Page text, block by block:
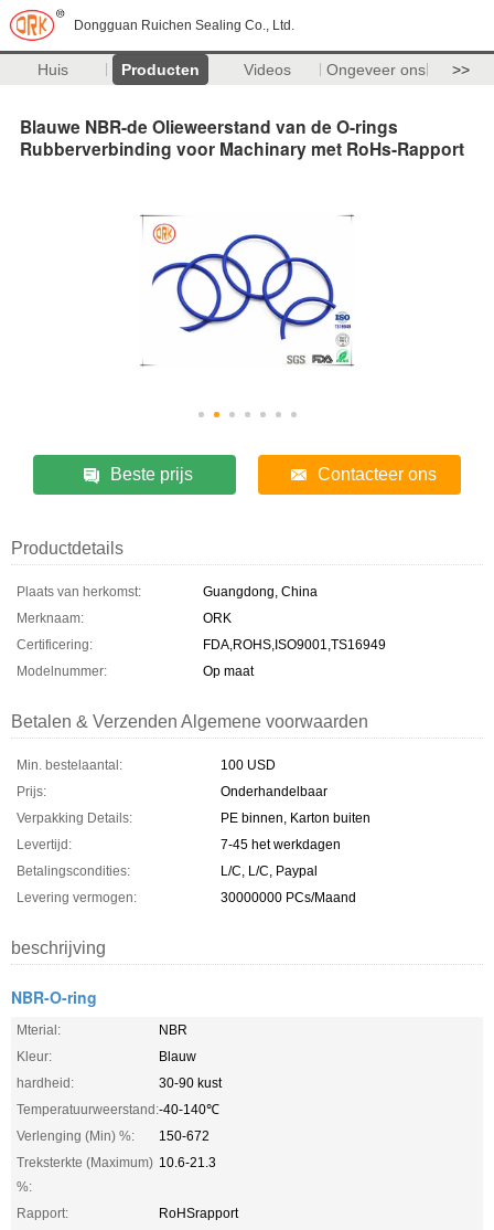
Dongguan Ruichen Sealing Co., Ltd.
Huis Producten Videos Ongeveer ons >>
Blauwe NBR-de Olieweerstand van de O-rings
Rubberverbinding voor Machinary met RoHs-Rapport
Beste prijs Contacteer ons
Productdetails
Plaats van herkomst:
Guangdong, China
Merknaam:
ORK
Certificering:
FDA,ROHS,ISO9001,TS16949
Modelnummer:
Op maat
Betalen & Verzenden Algemene voorwaarden
Min. bestelaantal:
100 USD
Prijs:
Onderhandelbaar
Verpakking Details:
PE binnen, Karton buiten
Levertijd:
7-45 het werkdagen
Betalingscondities:
L/C, L/C, Paypal
Levering vermogen:
30000000 PCs/Maand
beschrijving
NBR-O-ring
Mterial:
NBR
Kleur:
Blauw
hardheid:
30-90 kust
Temperatuurweerstand:-40-140℃
Verlenging (Min) %:
150-672
Treksterkte (Maximum)
%:
10.6-21.3
Rapport:
RoHSrapport